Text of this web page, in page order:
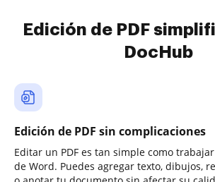
Edición de PDF
DocHub
Edición de PDF sin complicaciones
Editar un PDF es tan simple como
de Word. Puedes agregar texto, dibujos,